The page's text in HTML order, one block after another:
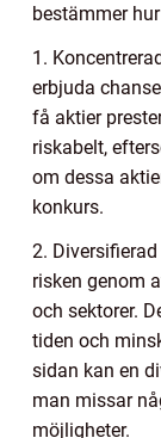
bestämmer
1.
erbjuda
få aktier
riskabelt,
om dessa
konkurs.
2.
risken genom
och sektorer.
tiden och
sidan kan en
man missar
möjligheter.